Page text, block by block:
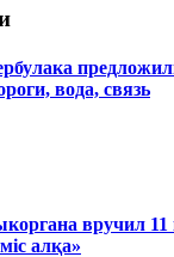
вода, связь
вручил
алқа»